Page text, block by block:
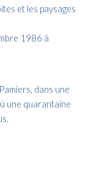
et les paysages
1986 à
dans une
une quarantaine